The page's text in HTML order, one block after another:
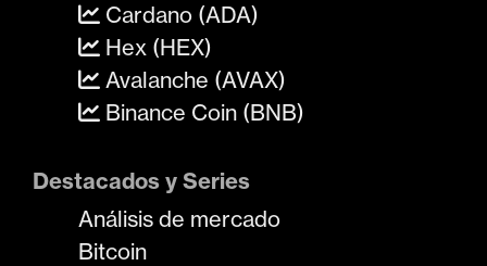
Cardano (ADA)
Hex (HEX)
Avalanche (AVAX)
Binance Coin (BNB)
Destacados y Series
Análisis de mercado
Bitcoin